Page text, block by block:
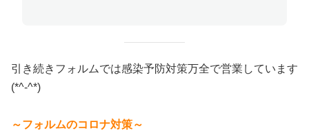
引き続きフォルムでは感染予防対策万全で営業しています
(*^-^*)
～フォルムのコロナ対策～